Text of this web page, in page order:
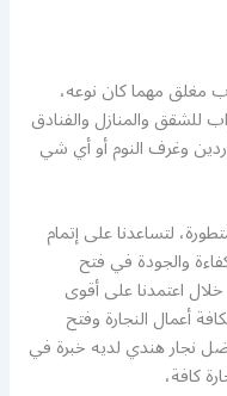
مغلق مهما كان نوعه،
والمنازل والفنادق
وغرف النوم أو أي شي
لتساعدنا على إتمام
والجودة في فتح
اعتمدنا على أقوى
أعمال النجارة وفتح
نجار هندي لديه خبرة في
كافة،